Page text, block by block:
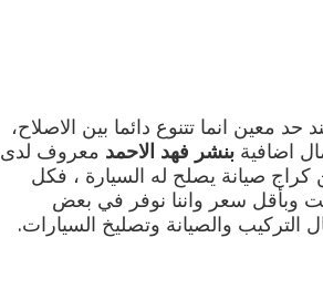
معين انما تتنوع دائما بين الاصلاح،
اضافيةبنشر فهد الاحمد معروف لدى
صيانة يصلح له السيارة ، فكل
وبأقل سعر واننا نوفر في بعض